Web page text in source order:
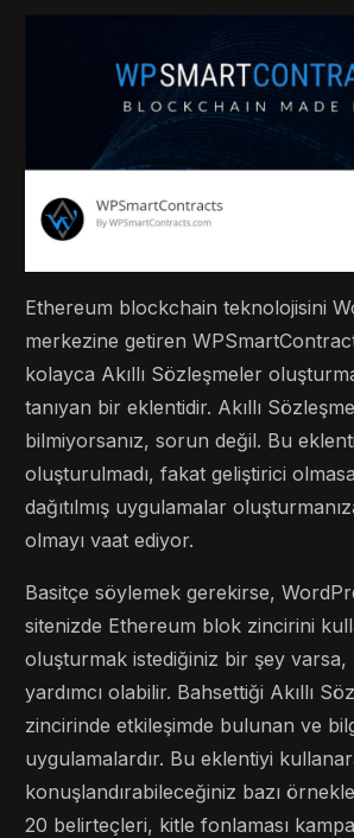
Ethereum blockchain teknolojisini
merkezine getiren
kolayca Akıllı Sözleşmeler
tanıyan bir eklentidir. Akıllı
bilmiyorsanız, sorun değil. Bu
oluşturulmadı, fakat geliştirici
dağıtılmış uygulamalar
olmayı vaat ediyor.
Basitçe söylemek gerekirse,
sitenizde Ethereum blok zincirini
oluşturmak istediğiniz bir şey varsa,
yardımcı olabilir. Bahsettiği Akıllı
zincirinde etkileşimde bulunan ve
uygulamalardır. Bu eklentiyi
konuşlandırabileceğiniz bazı
20 belirteçleri, kitle fonlaması